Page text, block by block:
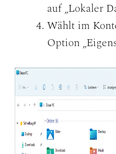
auf „Lokaler
Wählt im
Option